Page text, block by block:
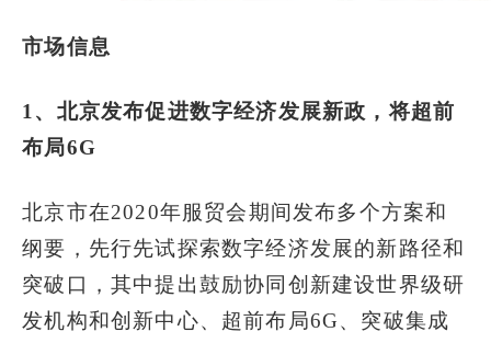
市场信息
1、北京发布促进数字经济发展新政，将超前
布局6G
北京市在2020年服贸会期间发布多个方案和
纲要，先行先试探索数字经济发展的新路径和
突破口，其中提出鼓励协同创新建设世界级研
发机构和创新中心、超前布局6G、突破集成